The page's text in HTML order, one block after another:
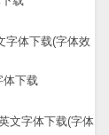
体下载